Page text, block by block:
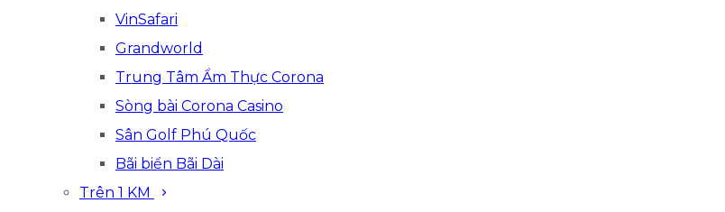
VinSafari
Grandworld
Trung Tâm Ẩm Thực Corona
Sòng bài Corona Casino
Sân Golf Phú Quốc
Bãi biển Bãi Dài
Trên 1 KM